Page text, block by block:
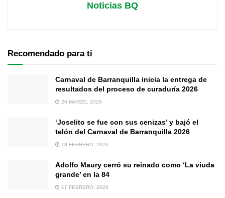
Noticias BQ
Recomendado para ti
Carnaval de Barranquilla inicia la entrega de
resultados del proceso de curaduría 2026
26 MARZO, 2026
‘Joselito se fue con sus cenizas’ y bajó el
telón del Carnaval de Barranquilla 2026
18 FEBRERO, 2026
Adolfo Maury cerró su reinado como ‘La viuda
grande’ en la 84
17 FEBRERO, 2026